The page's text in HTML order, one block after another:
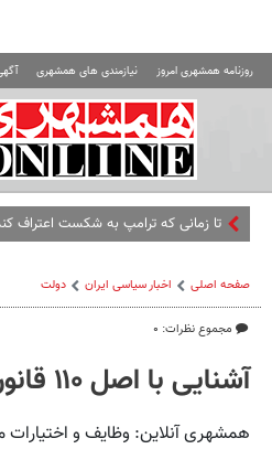
روزنامه همشهری امروز نیازمندی های همشهری
تا زمانی که ترامپ به شکست اعتراف
صفحه اصلی اخبار سیاسی ایران دولت
مجموع نظرات: ۰
آشنایی با اصل ۱۱۰ قانون اساسی